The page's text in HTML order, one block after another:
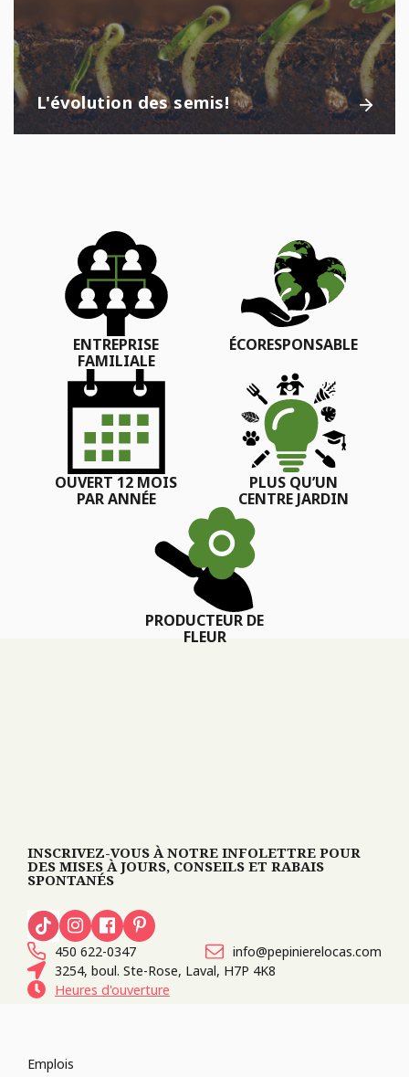
L'évolution des semis!
ENTREPRISE
FAMILIALE
ÉCORESPONSABLE
OUVERT 12 MOIS
PAR ANNÉE
PLUS QU’UN
CENTRE JARDIN
PRODUCTEUR DE
FLEUR
INSCRIVEZ-VOUS À NOTRE INFOLETTRE POUR
DES MISES À JOURS, CONSEILS ET RABAIS
SPONTANÉS
450 622-0347
info@pepinierelocas.com
3254, boul. Ste-Rose, Laval, H7P 4K8
Heures d'ouverture
Emplois